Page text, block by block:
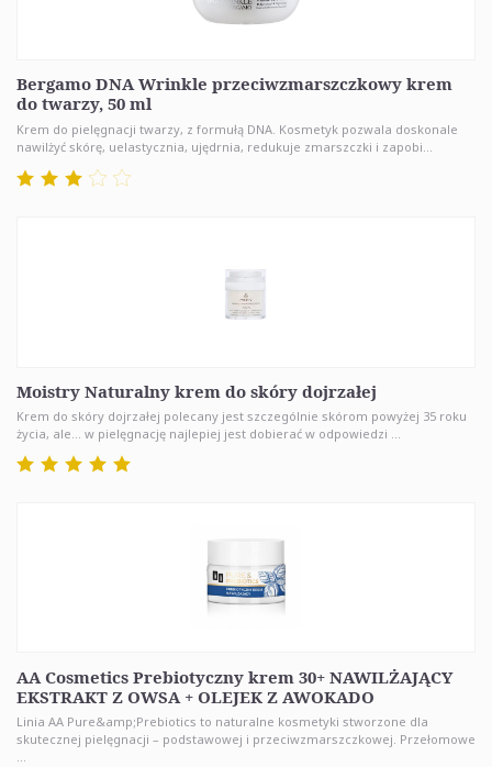
Bergamo DNA Wrinkle przeciwzmarszczkowy krem
do twarzy, 50 ml
Krem do pielęgnacji twarzy, z formułą DNA. Kosmetyk pozwala doskonale
nawilżyć skórę, uelastycznia, ujędrnia, redukuje zmarszczki i zapobi...
Moistry Naturalny krem do skóry dojrzałej
Krem do skóry dojrzałej polecany jest szczególnie skórom powyżej 35 roku
życia, ale... w pielęgnację najlepiej jest dobierać w odpowiedzi ...
AA Cosmetics Prebiotyczny krem 30+ NAWILŻAJĄCY
EKSTRAKT Z OWSA + OLEJEK Z AWOKADO
Linia AA Pure&amp;Prebiotics to naturalne kosmetyki stworzone dla
skutecznej pielęgnacji – podstawowej i przeciwzmarszczkowej. Przełomowe
...